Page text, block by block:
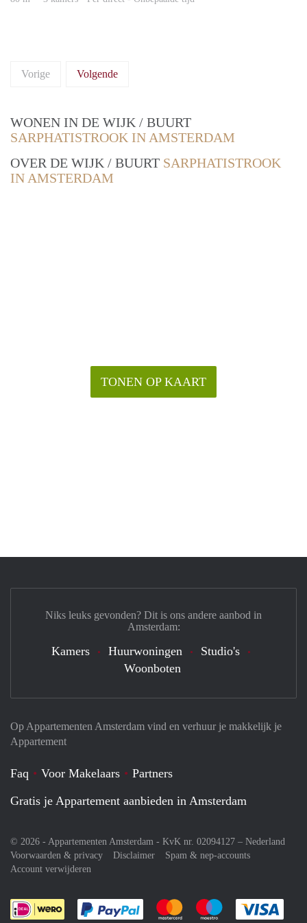
Vorige Volgende
WONEN IN DE WIJK / BUURT
SARPHATISTROOK IN AMSTERDAM
OVER DE WIJK / BUURT SARPHATISTROOK
IN AMSTERDAM
TONEN OP KAART
Op Appartementen Amsterdam vind en verhuur je makkelijk je
Appartement
Faq Voor Makelaars
Partners
Gratis je Appartement aanbieden in Amsterdam
© 2026 - Appartementen Amsterdam - KvK nr. 02094127 – Nederland
Voorwaarden & privacy
Disclaimer
Spam & nep-accounts
Account verwijderen
Je rekent gemakkelijk af met Paypal
Je rekent gemakkelijk af met
Je rekent
Niks leuks gevonden? Dit is ons andere aanbod in
Amsterdam:
Kamers Huurwoningen
Studio's
Woonboten